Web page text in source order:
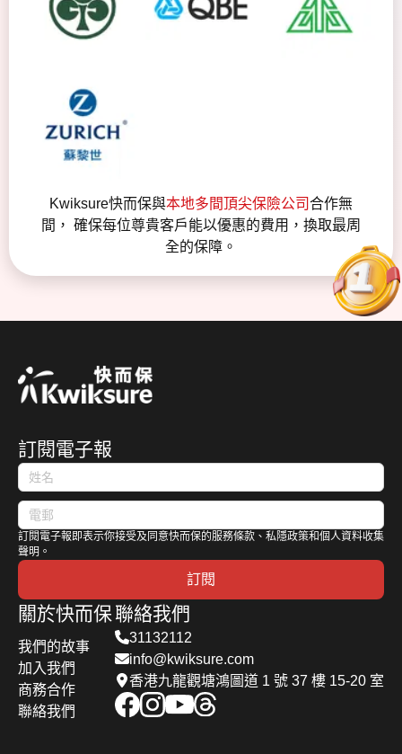
Kwiksure快而保與本地多間頂尖保險公司合作無
間， 確保每位尊貴客戶能以優惠的費用，換取最周
全的保障。
訂閱電子報
訂閱電子報即表示你接受及同意快而保的服務條款、私隱政策和個人資料收集
聲明。
訂閱
關於快而保
我們的故事
加入我們
商務合作
聯絡我們
聯絡我們
31132112
info@kwiksure.com
香港九龍觀塘鴻圖道 1 號 37 樓 15-20 室